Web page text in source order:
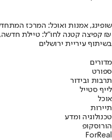
שופינג, אמנות ואוכל: המרכז
קפיצה קטנה לחו"ל: טיילת חדשה, מיצגי אמנות, וכיכרות משופצות בהשקעה של 100 מיליון ₪
בשיתוף עיריית ירושלים
מדורים
ספורט
תרבות ובידור
לייף סטייל
אוכל
תיירות
טכנולוגיה ומדע
הורוסקופ
ForReal